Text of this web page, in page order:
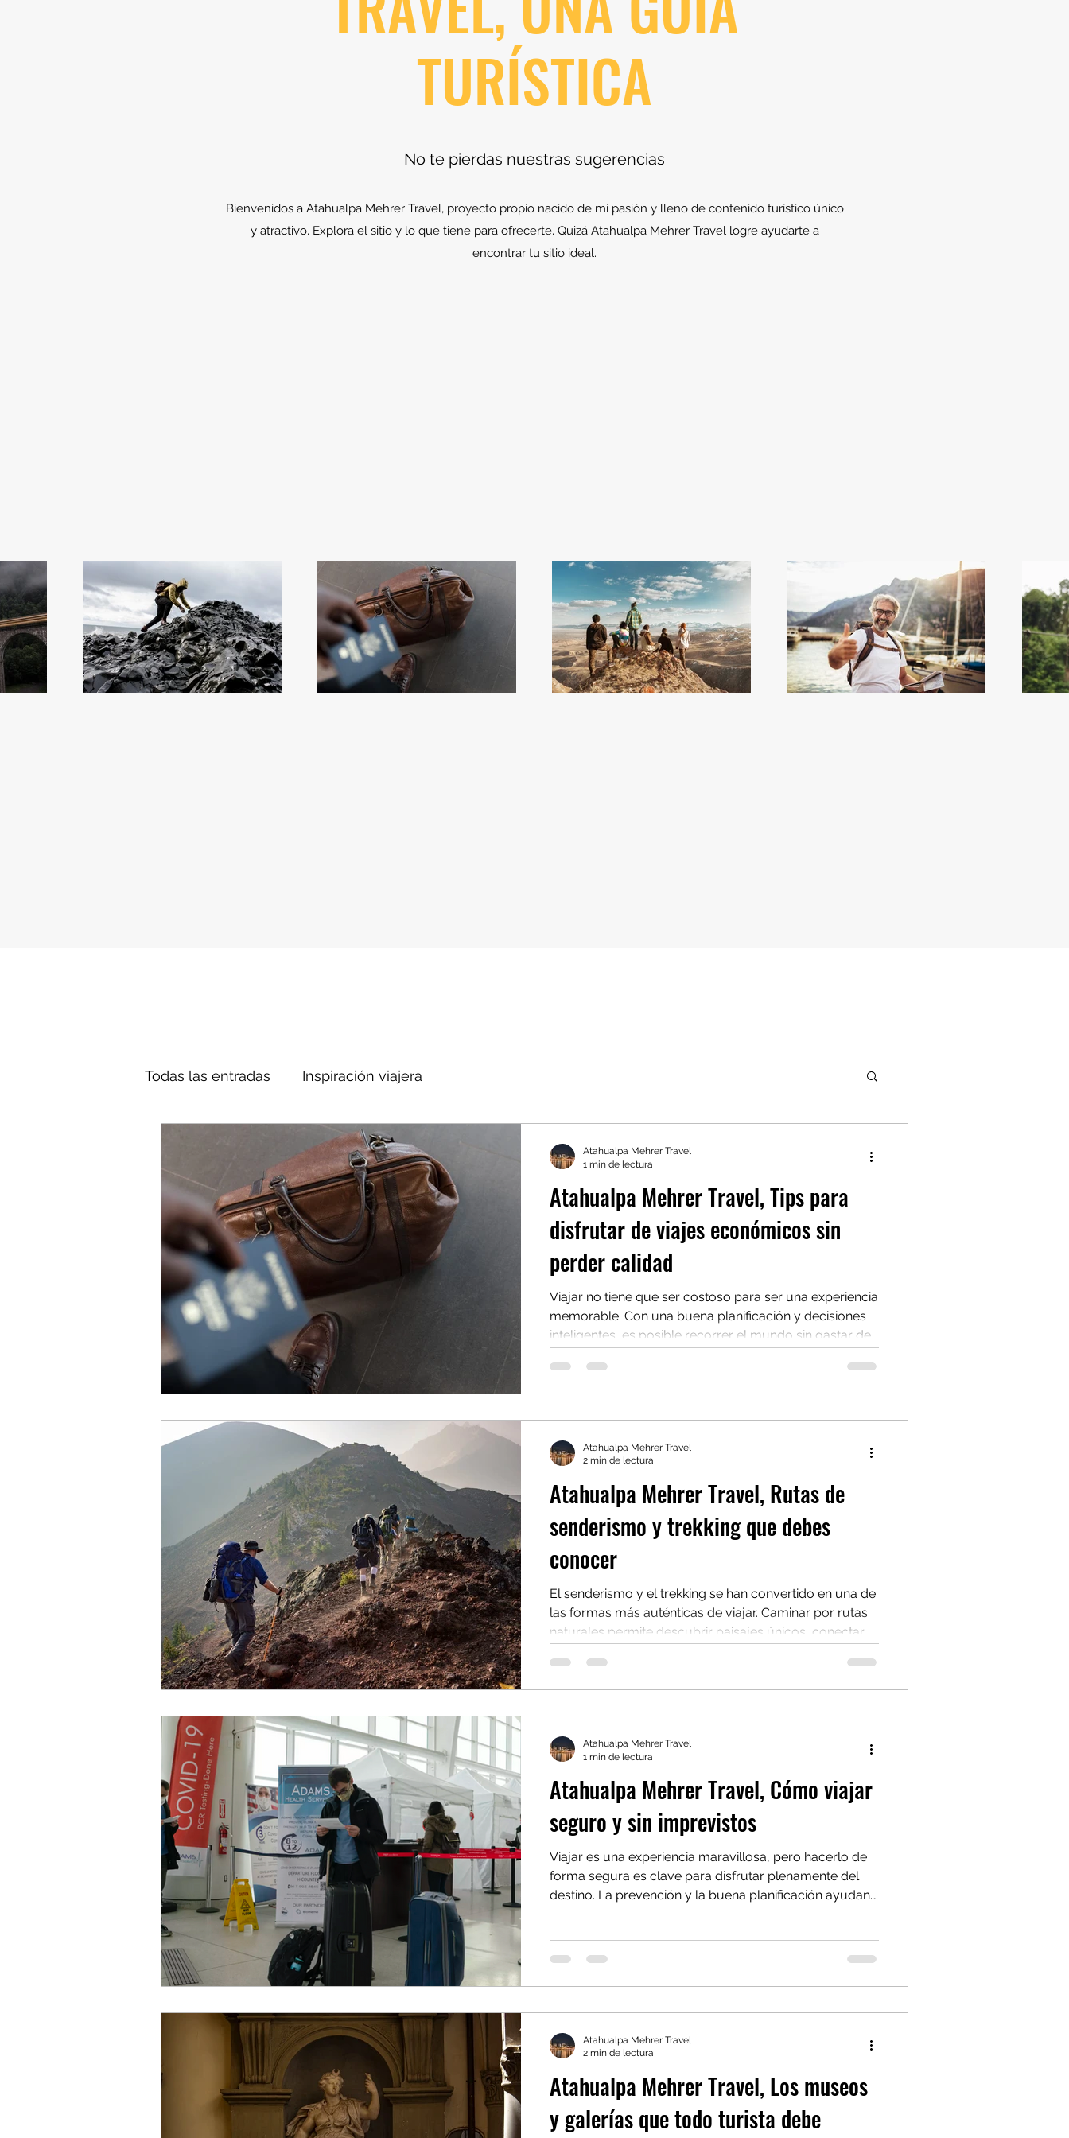
TURÍSTICA
No te pierdas nuestras sugerencias
Bienvenidos a Atahualpa Mehrer Travel, proyecto propio nacido de mi pasión y lleno de contenido turístico único
y atractivo. Explora el sitio y lo que tiene para ofrecerte. Quizá Atahualpa Mehrer Travel logre ayudarte a
encontrar tu sitio ideal.
Todas las entradas Inspiración viajera
Atahualpa Mehrer Travel, Tips para
disfrutar de viajes económicos sin
perder calidad
Viajar no tiene que ser costoso para ser una experiencia
memorable. Con una buena planificación y decisiones
inteligentes, es posible recorrer el mundo sin gastar de
Atahualpa Mehrer Travel , descubrirás tips prácticos
para disfrutar de viajes económicos, accesibles y bien
máximo cada destino. Viajar bien con presupuesto cont
Atahualpa Mehrer Travel
1 min de lectura
Atahualpa Mehrer Travel, Rutas de
senderismo y trekking que debes
conocer
El senderismo y el trekking se han convertido en una de
las formas más auténticas de viajar. Caminar por rutas
naturales permite descubrir paisajes únicos, conectar
Con Atahualpa Mehrer Travel , exploramos algunas de
las rutas de senderismo y trekking más impresionantes
profesional, pero sí una buena planificación,
Atahualpa Mehrer Travel
2 min de lectura
Atahualpa Mehrer Travel, Cómo viajar
seguro y sin imprevistos
Viajar es una experiencia maravillosa, pero hacerlo de
forma segura es clave para disfrutar plenamente del
destino. La prevención y la buena planificación ayudan
aprenderás cómo viajar seguro y sin imprevistos, sin
recomendaciones esenciales para todo tipo de viajeros,
desde quienes viajan solos hasta familias y mochileros.
Atahualpa Mehrer Travel
1 min de lectura
Atahualpa Mehrer Travel, Los museos
y galerías que todo turista debe
Atahualpa Mehrer Travel
2 min de lectura